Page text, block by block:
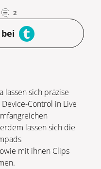
2
bei
lassen sich präzise
Control in Live
lassen sich die
mit ihnen Clips